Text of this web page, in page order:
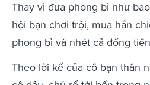
Thay vì đưa phong bì như
hội bạn chơi trội, mua hắn
phong bì và nhét cả đống
Theo lời kể của cô bạn thân